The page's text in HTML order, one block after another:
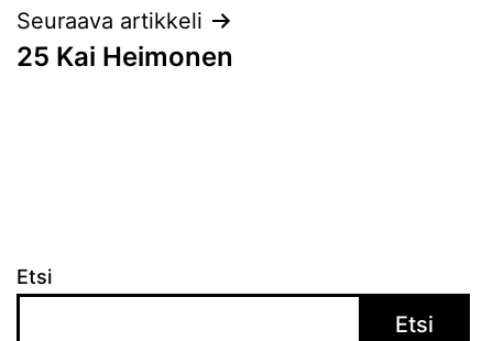
Seuraava artikkeli
25 Kai Heimonen
Etsi
Etsi